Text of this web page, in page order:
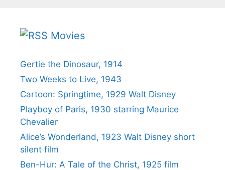
Movies
Gertie the Dinosaur, 1914
Two Weeks to Live, 1943
Cartoon: Springtime, 1929 Walt Disney
Playboy of Paris, 1930 starring Maurice
Chevalier
Alice’s Wonderland, 1923 Walt Disney short
silent film
Ben-Hur: A Tale of the Christ, 1925 film